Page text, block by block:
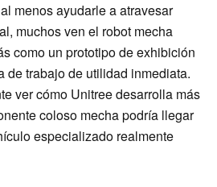
menos ayudarle a atravesar
muchos ven el robot mecha
como un prototipo de exhibición
de trabajo de utilidad inmediata.
ver cómo Unitree desarrolla más
coloso mecha podría llegar
especializado realmente